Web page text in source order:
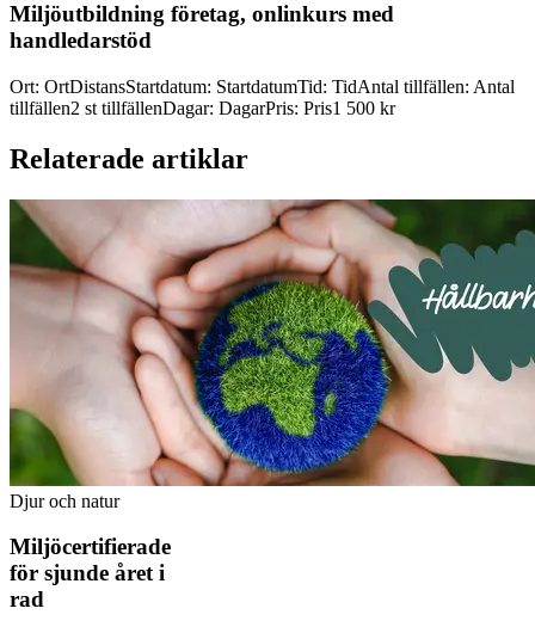
Miljöutbildning företag, onlinkurs med
handledarstöd
Ort: OrtDistansStartdatum: StartdatumTid: TidAntal tillfällen: Antal
tillfällen2 st tillfällenDagar: DagarPris: Pris1 500 kr
Relaterade artiklar
Djur och natur
Miljöcertifierade
för sjunde året i
rad